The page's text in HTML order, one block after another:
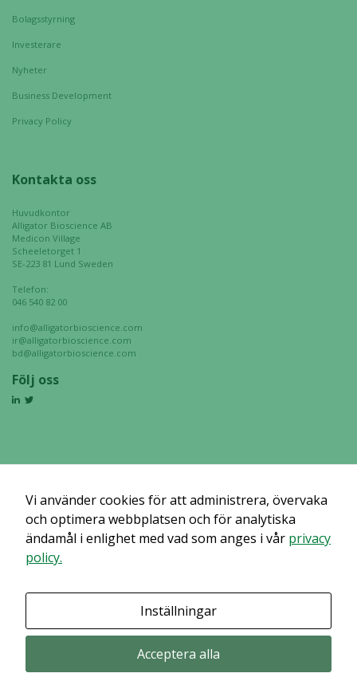
Bolagsstyrning
Investerare
Nyheter
Business Development
Privacy Policy
Kontakta oss
Huvudkontor
Alligator Bioscience AB
Medicon Village
Scheeletorget 1
SE-223 81 Lund Sweden
Telefon:
046 540 82 00
info@alligatorbioscience.com
ir@alligatorbioscience.com
bd@alligatorbioscience.com
Följ oss
Vi använder cookies för att administrera, övervaka
och optimera webbplatsen och för analytiska
ändamål i enlighet med vad som anges i vår privacy
policy.
Inställningar
Acceptera alla